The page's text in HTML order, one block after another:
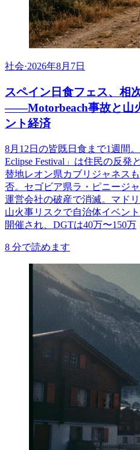
社会·2026年8月7日
スペイン日食フェス、相
――Motorbeach事故と山
ント経済
8月12日の皆既日食まで1週間
Eclipse Festival」は住民の反
替地レオン県カブリジャネス
否。セゴビア県ラ・ピニージ
運営会社の破産で消滅。マド
山火事リスクで自治体イベン
開催され、DGTは40万〜150万
8 分で読めます